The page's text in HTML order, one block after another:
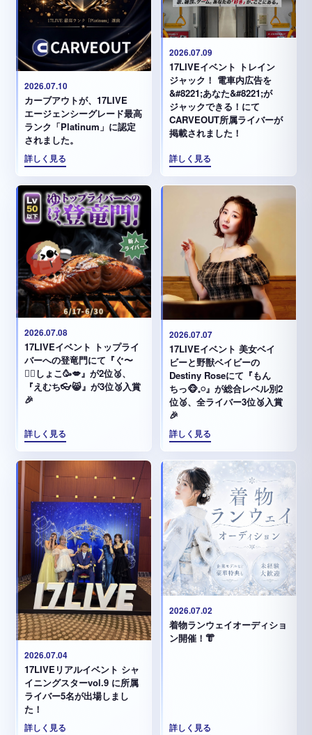
2026.07.10
カーブアウトが、17LIVE
エージェンシーグレード最高
ランク「Platinum」に認定
されました。
詳しく見る
2026.07.09
17LIVEイベント トレイン
ジャック！ 電車内広告を
&#8221;あなた&#8221;が
ジャックできる！にて
CARVEOUT所属ライバーが
掲載されました！
詳しく見る
2026.07.08
17LIVEイベント トップライ
バーへの登竜門にて『ぐ〜
✊🏻‪しょこ🥳💋』が2位🥈、
『えむち👓😸』が3位🥉入賞
🎉
詳しく見る
2026.07.07
17LIVEイベント 美女ベイ
ビーと野獣ベイビーの
Destiny Roseにて『もん
ちっ🐵𓈒𓏸︎︎︎︎』が総合レベル別2
位🥈、全ライバー3位🥉入賞
🎉
詳しく見る
2026.07.04
17LIVEリアルイベント シャ
イニングスターvol.9 に所属
ライバー5名が出場しまし
た！
詳しく見る
2026.07.02
着物ランウェイオーディショ
ン開催！👘
詳しく見る